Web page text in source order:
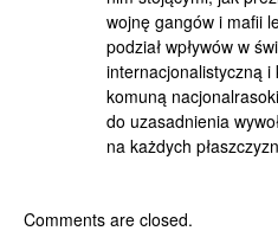
wojnę gangów i mafii
podział wpływów w
internacjonalistyczną
komuną
do uzasadnienia
na każdych
Comments are closed.